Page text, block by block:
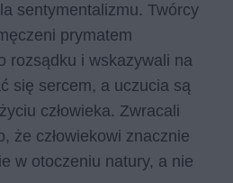
sentymentalizmu. Twórcy
prymatem
rozsądku i wskazywali na
się sercem, a uczucia są
człowieka. Zwracali
że człowiekowi znacznie
w otoczeniu natury, a nie